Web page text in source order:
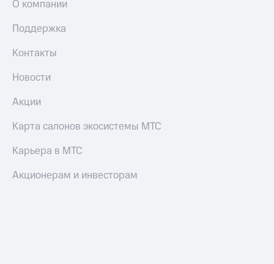
О компании
Поддержка
Контакты
Новости
Акции
Карта салонов экосистемы МТС
Карьера в МТС
Акционерам и инвесторам